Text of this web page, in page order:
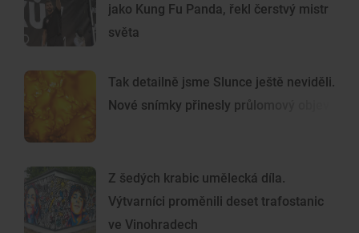
jako Kung Fu Panda, řekl čerstvý mistr
světa
Tak detailně jsme Slunce ještě neviděli.
Nové snímky přinesly průlomový objev
Z šedých krabic umělecká díla.
Výtvarníci proměnili deset trafostanic
ve Vinohradech